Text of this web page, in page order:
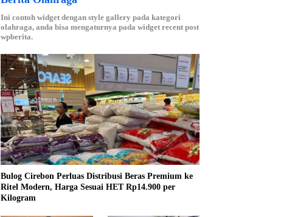
Ini contoh widget dengan style gallery pada kategori
olahraga, anda bisa mengaturnya pada widget recent post
wpberita.
Bulog Cirebon Perluas Distribusi Beras Premium ke
Ritel Modern, Harga Sesuai HET Rp14.900 per
Kilogram